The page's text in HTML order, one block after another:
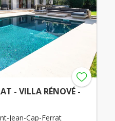
- VILLA RÉNOVÉ -
Jean-Cap-Ferrat